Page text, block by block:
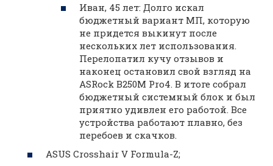
Иван, 45 лет: Долго искал
бюджетный вариант МП, которую
не придется выкинут после
нескольких лет использования.
Перелопатил кучу отзывов и
наконец остановил свой взгляд на
ASRock B250M Pro4. В итоге собрал
бюджетный системный блок и был
приятно удивлен его работой. Все
устройства работают плавно, без
перебоев и скачков.
ASUS Crosshair V Formula-Z;